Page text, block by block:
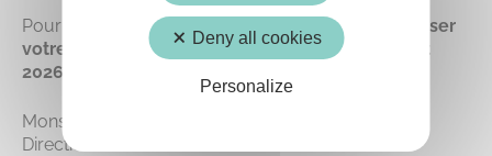
Pour postuler à cette offre d’emploi
, merci d’adresser
votre CV et lettre de motivation avant le 30 août
2026
Monsieur Le Maire
Direction des ressources humaines
Deny all cookies
Personalize